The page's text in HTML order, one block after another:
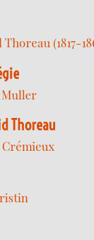
(1817-
Thoreau